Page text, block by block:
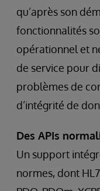
qu’après son
fonctionnalités
opérationnel et
de service pour
problèmes de
d’intégrité de
Des APIs
Un support
normes, dont